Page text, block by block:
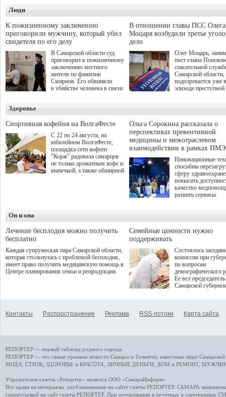
"Помощь фронту и семьям
участников СВО", которая
прошла в Отрадном 7
августа.
на трудоустройство
спокойную
мирной жизни.
Люди
К пожизненному заключению
приговорили мужчину, который убил
свидетеля по его делу
В Самарской области суд
приговорил к пожизненному
заключению местного
жителя по фамилии
Смирнов. Его обвиняли
в убийстве человека в связи
В отношении главы ПСС Олега
Моцаря возбудили третье
дело
Олег Моцарь,
пост главы
спасательной
Самарской области,
подозревается уже
эпизоде преступной
а сам он
Здоровье
Спортивная кофейня на ВолгаФесте
С 22 по 24 августа, на
юбилейном ВолгаФесте,
площадка сети кофеен
"Корж" радовала самарцев
не только ароматным кофе и
выпечкой, а также обширной
Ольга Сорокина рассказала о
перспективах превентивной
медицины и межотраслевом
взаимодействии в рамках
Инновационные
способны
сферу
повысить
качество
развить сервисы
определенными
К ним можно
возникающие при
данными
более динамичного
проникновения
сегмент
отраслевое
рассказала Ольга
ходе сессии
качества жизни" в
ПМЭФ 2025. В
РФ Михаил
представители
Он и она
Лечение бесплодия можно получить
бесплатно
Каждая супружеская пара Самарской области,
которая столкнулась с проблемой бесплодия,
имеет право получить медицинскую помощь в
Центре планирования семьи и репродукции.
Семейные ценности нужно
поддерживать
Состоялось
комиссии при
по вопросам
демографического
Ее вел председатель
Самарской
Контакты Распространение Реклама RSS-потоки Карта сайта
РЕПОРТЕР — первый таблоид родного города.
РЕПОРТЕР — это самые громкие новости Самары и Тольятти, известные люди
МОДА, СТИЛЬ ЗДОРОВЬЕ и КРАСОТА ЛИЧНЫЕ ДЕНЬГИ ДОМ и РЕМОНТ,
Учредителем газеты «Репортер» является ООО «СамараИнформ»
Все права на материалы, опубликованные на сайте газеты РЕПОРТЕР. САМАРА защищены.
гиперссылкой на сайт газеты РЕПОРТЕР. При цитировании в печатных и электронных